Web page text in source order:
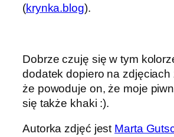
(krynka.blog).
Dobrze czuję się w tym
dodatek dopiero na zdjęciach
że powoduje on, że moje
się także khaki :).
Autorka zdjęć jest Marta